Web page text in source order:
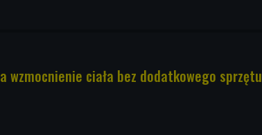
ciała bez dodatkowego sprzętu